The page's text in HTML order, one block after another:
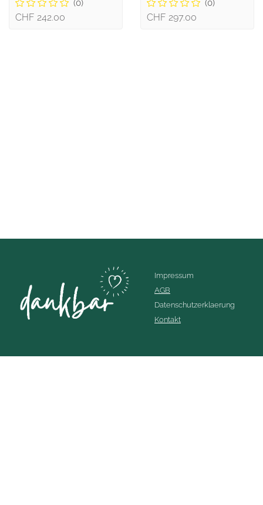
(0)
CHF 242.00
(0)
CHF 297.00
Impressum
AGB
Datenschutzerklaerung
Kontakt